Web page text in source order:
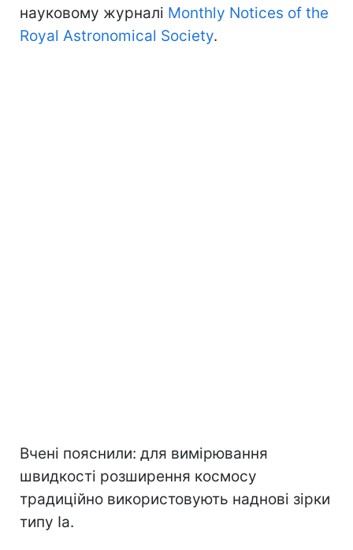
науковому журналі Monthly Notices of the
Royal Astronomical Society.
Вчені пояснили: для вимірювання
швидкості розширення космосу
традиційно використовують наднові зірки
типу Ia.